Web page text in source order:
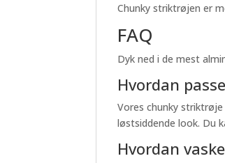
Chunky striktrøjen er
FAQ
Dyk ned i de mest
Hvordan
Vores chunky
løstsiddende look. Du
Hvordan